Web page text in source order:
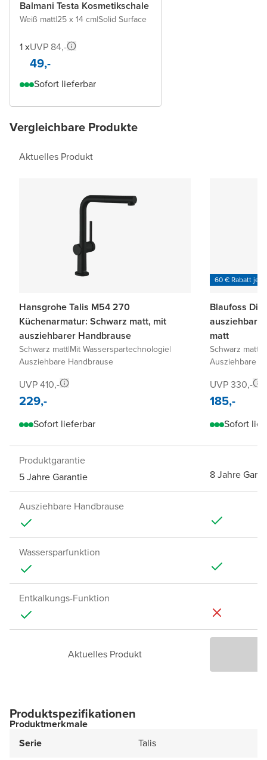
Balmani Testa Kosmetikschale
Weiß matt|25 x 14 cm|Solid Surface
1 xUVP 84,-
49,-
Sofort lieferbar
Vergleichbare Produkte
Aktuelles Produkt
Hansgrohe Talis M54 270
Küchenarmatur: Schwarz matt, mit
ausziehbarer Handbrause
Schwarz matt|Mit Wasserspartechnologie|
Ausziehbare Handbrause
UVP 410,-
229,-
Sofort lieferbar
60 € Rabatt je
Blaufoss
matt
Schwarz matt
Ausziehbare
UVP 330,-
185,-
Sofort
Produktgarantie
5 Jahre Garantie
8 Jahre
Ausziehbare Handbrause
Wassersparfunktion
Entkalkungs-Funktion
Aktuelles Produkt
Produktspezifikationen
Produktmerkmale
Serie
Talis